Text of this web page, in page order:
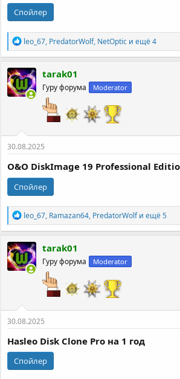
Спойлер
Р
е
а
к
ц
и
и
leo_67, PredatorWolf, NetOptic и ещё 4
tarak01
Гуру форума Moderator
30.08.2025
O&O DiskImage 19 Professional
Спойлер
Р
е
а
к
ц
и
и
leo_67, Ramazan64, PredatorWolfи ещё 5
tarak01
Гуру форума Moderator
30.08.2025
Hasleo Disk Clone Pro на 1 год
Спойлер